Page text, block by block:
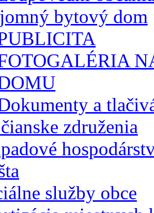
bytový dom
a
združenia
služby obce